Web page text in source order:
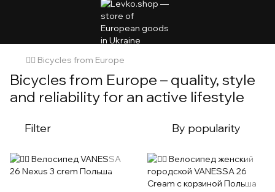
🚴‍♂️ Bicycles from Europe
Bicycles from Europe – quality, style
and reliability for an active lifestyle
Filter By popularity